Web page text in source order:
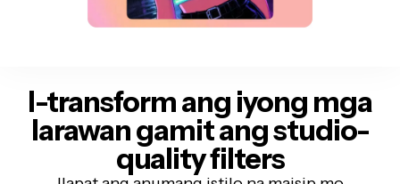
I-transform ang iyong mga
larawan gamit angstudio-
quality filters